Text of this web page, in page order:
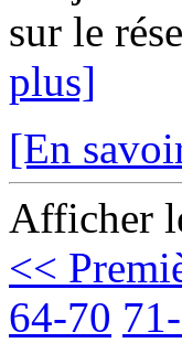
sur le
plus]
[En
Afficher
<<
64-70